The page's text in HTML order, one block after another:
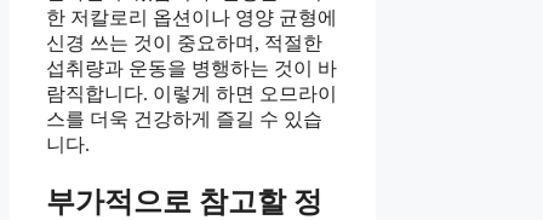
한 저칼로리 옵션이나 영양 균형에
신경 쓰는 것이 중요하며, 적절한
섭취량과 운동을 병행하는 것이 바
람직합니다. 이렇게 하면 오므라이
스를 더욱 건강하게 즐길 수 있습
니다.
부가적으로 참고할 정